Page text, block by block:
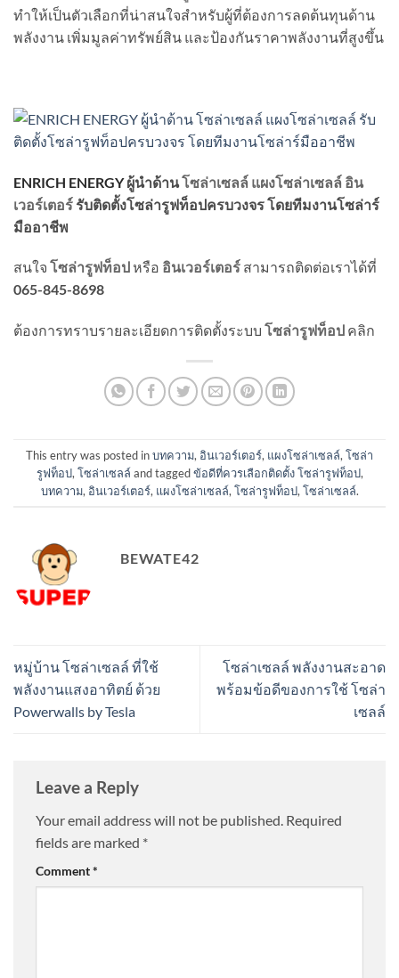
ทำให้เป็นตัวเลือกที่น่าสนใจสำหรับผู้ที่ต้องการลดต้นทุนด้าน
พลังงาน เพิ่มมูลค่าทรัพย์สิน และป้องกันราคาพลังงานที่สูงขึ้น
ENRICH ENERGYผู้นำด้านโซล่าเซลล์ แผงโซล่าเซลล์ อิน
เวอร์เตอร์ รับติดตั้งโซล่ารูฟท็อปครบวงจรโดยทีมงานโซล่าร์
มืออาชีพ
สนใจ โซล่ารูฟท็อปหรือ อินเวอร์เตอร์ สามารถติดต่อเราได้ที่
065-845-8698
ต้องการทราบรายละเอียดการติดตั้งระบบ โซล่ารูฟท็อป คลิก
This entry was posted inบทความ, อินเวอร์เตอร์, แผงโซล่าเซลล์, โซล่า
รูฟท็อป, โซล่าเซลล์ and taggedข้อดีที่ควรเลือกติดตั้ง โซล่ารูฟท็อป,
บทความ, อินเวอร์เตอร์, แผงโซล่าเซลล์, โซล่ารูฟท็อป, โซล่าเซลล์.
BEWATE42
หมู่บ้าน โซล่าเซลล์ ที่ใช้
พลังงานแสงอาทิตย์ ด้วย
Powerwalls by Tesla
โซล่าเซลล์ พลังงานสะอาด
พร้อมข้อดีของการใช้ โซล่า
เซลล์
Leave a Reply
Your email address will not be published. Required
fields are marked *
Comment*